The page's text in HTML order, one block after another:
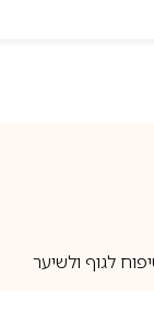
לגוף ולשיער